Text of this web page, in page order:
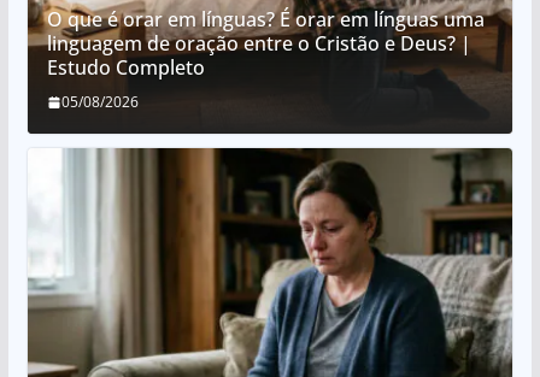
O que é orar em línguas? É orar em línguas uma
linguagem de oração entre o Cristão e Deus? |
Estudo Completo
05/08/2026